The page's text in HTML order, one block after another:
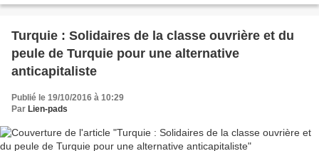
Turquie : Solidaires de la classe ouvrière et du
peule de Turquie pour une alternative
anticapitaliste
Publié le 19/10/2016 à 10:29
Par Lien-pads